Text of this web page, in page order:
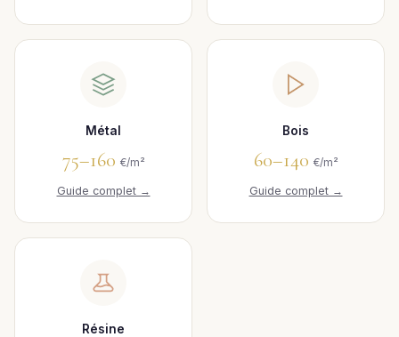
Métal
75–160 €/m²
Guide complet →
Bois
60–140 €/m²
Guide complet →
Résine